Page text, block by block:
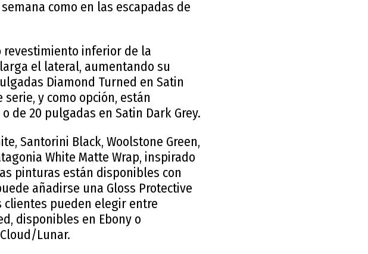
como en las escapadas de
revestimiento inferior de la
el lateral, aumentando su
Diamond Turned en Satin
y como opción, están
de 20 pulgadas en Satin Dark Grey.
Santorini Black, Woolstone Green,
White Matte Wrap, inspirado
pinturas están disponibles con
añadirse una Gloss Protective
clientes pueden elegir entre
disponibles en Ebony o
Lunar.